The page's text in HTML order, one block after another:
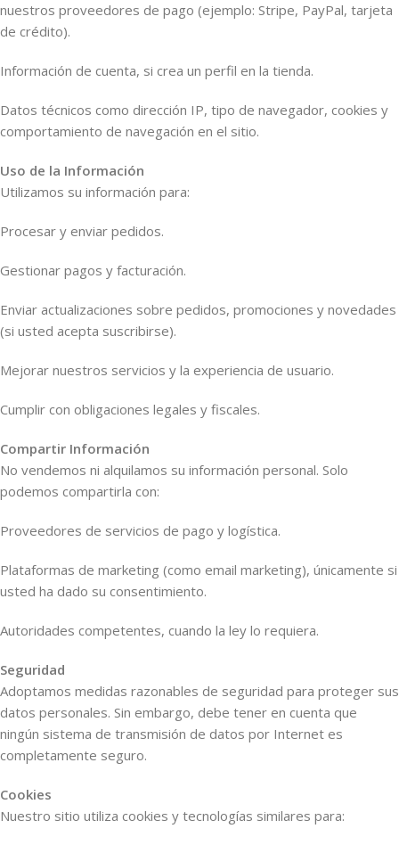
nuestros proveedores de pago (ejemplo: Stripe, PayPal, tarjeta
de crédito).
Información de cuenta, si crea un perfil en la tienda.
Datos técnicos como dirección IP, tipo de navegador, cookies y
comportamiento de navegación en el sitio.
Uso de la Información
Utilizamos su información para:
Procesar y enviar pedidos.
Gestionar pagos y facturación.
Enviar actualizaciones sobre pedidos, promociones y novedades
(si usted acepta suscribirse).
Mejorar nuestros servicios y la experiencia de usuario.
Cumplir con obligaciones legales y fiscales.
Compartir Información
No vendemos ni alquilamos su información personal. Solo
podemos compartirla con:
Proveedores de servicios de pago y logística.
Plataformas de marketing (como email marketing), únicamente si
usted ha dado su consentimiento.
Autoridades competentes, cuando la ley lo requiera.
Seguridad
Adoptamos medidas razonables de seguridad para proteger sus
datos personales. Sin embargo, debe tener en cuenta que
ningún sistema de transmisión de datos por Internet es
completamente seguro.
Cookies
Nuestro sitio utiliza cookies y tecnologías similares para: